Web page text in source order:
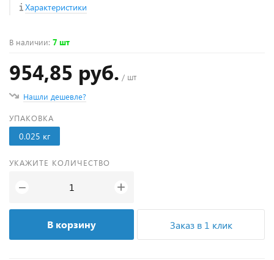
Характеристики
В наличии: 7 шт
954,85 руб. / шт
Нашли дешевле?
УПАКОВКА
0.025 кг
УКАЖИТЕ КОЛИЧЕСТВО
− +
В корзину Заказ в 1 клик